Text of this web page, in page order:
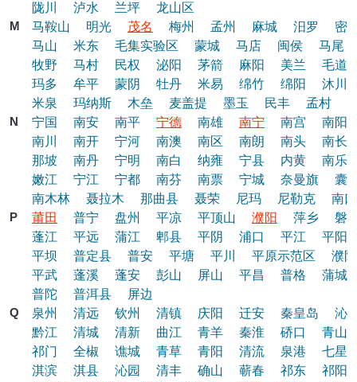
陇川
泸水 兰坪
龙山区
M
马鞍山 明光 茂名 梅州 孟州 麻城 汨罗
密
马山
米东 毛集实验区 蒙城 马店 闽侯
马尾
牧野
马村 民权 泌阳 茅箭 麻阳 美兰
毛道
玛多
牟平 蒙阴 牡丹 米易 绵竹 绵阳
沐川
米泉
玛纳斯 木垒 麦盖提 墨玉 民丰 孟村
N
宁国 南安 南平 宁德 南雄 南宁 南宫
南阳
南川
南开 宁河 南澳 南区 南朗 南头
南长
那坡
南丹 宁明 南白 纳雍 宁县 内黄
南乐
嫩江
宁江 宁都 南芬 南票 宁城 奈曼旗
囊
南木林
聂拉木 那曲县 聂荣 尼玛 尼勒克
南口
P
莆田 普宁 盘州 平凉 平顶山 濮阳 萍乡
磐
蓬江
平远 蒲江 郫县 平阴 浦口 平江
平阳
平坝
普定县 普安 平塘 平川 平原示范区
濮
平武
蓬溪 蓬安 彭山 屏山 平昌 普格
蒲城
普陀
普洱县
屏边
Q
泉州 清远 钦州 清镇 庆阳 迁安 秦皇岛
沁
黔江
清城 清新 曲江 青羊 秦淮 硚口
青山
祁门
全椒 谯城 青草 青阳 清流 泉港
七星
淇滨
淇县 沁园 清丰 确山 蕲春 祁东
祁阳